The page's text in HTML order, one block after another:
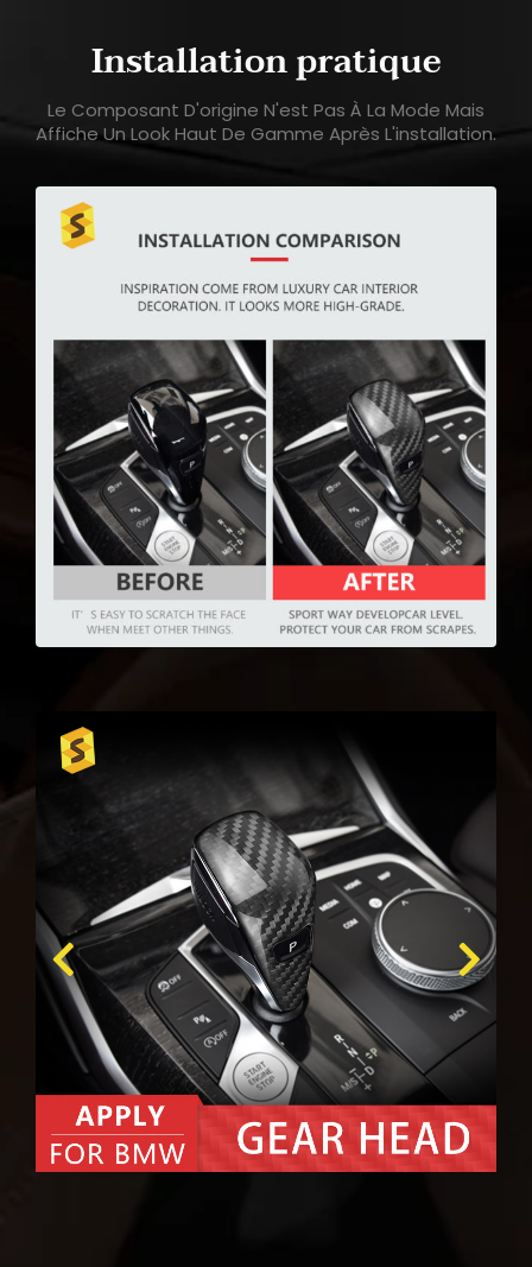
Installation pratique
Le Composant D'origine N'est Pas À La Mode Mais
Affiche Un Look Haut De Gamme Après L'installation.